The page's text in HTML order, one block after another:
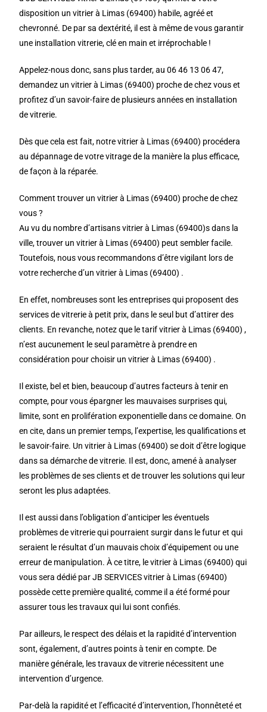
disposition un vitrier à Limas (69400) habile, agréé et
chevronné. De par sa dextérité, il est à même de vous garantir
une installation vitrerie, clé en main et irréprochable !
Appelez-nous donc, sans plus tarder, au 06 46 13 06 47,
demandez un vitrier à Limas (69400) proche de chez vous et
profitez d’un savoir-faire de plusieurs années en installation
de vitrerie.
Dès que cela est fait, notre vitrier à Limas (69400) procédera
au dépannage de votre vitrage de la manière la plus efficace,
de façon à la réparée.
Comment trouver un vitrier à Limas (69400) proche de chez
vous ?
Au vu du nombre d’artisans vitrier à Limas (69400)s dans la
ville, trouver un vitrier à Limas (69400) peut sembler facile.
Toutefois, nous vous recommandons d’être vigilant lors de
votre recherche d’un vitrier à Limas (69400) .
En effet, nombreuses sont les entreprises qui proposent des
services de vitrerie à petit prix, dans le seul but d’attirer des
clients. En revanche, notez que le tarif vitrier à Limas (69400) ,
n’est aucunement le seul paramètre à prendre en
considération pour choisir un vitrier à Limas (69400) .
Il existe, bel et bien, beaucoup d’autres facteurs à tenir en
compte, pour vous épargner les mauvaises surprises qui,
limite, sont en prolifération exponentielle dans ce domaine. On
en cite, dans un premier temps, l’expertise, les qualifications et
le savoir-faire. Un vitrier à Limas (69400) se doit d’être logique
dans sa démarche de vitrerie. Il est, donc, amené à analyser
les problèmes de ses clients et de trouver les solutions qui leur
seront les plus adaptées.
Il est aussi dans l’obligation d’anticiper les éventuels
problèmes de vitrerie qui pourraient surgir dans le futur et qui
seraient le résultat d’un mauvais choix d’équipement ou une
erreur de manipulation. À ce titre, le vitrier à Limas (69400) qui
vous sera dédié par JB SERVICES vitrier à Limas (69400)
possède cette première qualité, comme il a été formé pour
assurer tous les travaux qui lui sont confiés.
Par ailleurs, le respect des délais et la rapidité d’intervention
sont, également, d’autres points à tenir en compte. De
manière générale, les travaux de vitrerie nécessitent une
intervention d’urgence.
Par-delà la rapidité et l’efficacité d’intervention, l’honnêteté et